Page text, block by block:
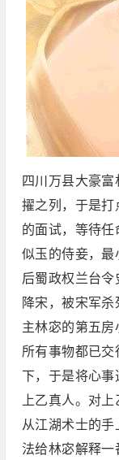
四川万县大豪
擢之列，于是打
的面试，等待
似玉的侍妾，最
后蜀政权兰台
降宋，被宋军
主林宓的第五
所有事物都已
下，于是将心事
上乙真人。对
从江湖术士的
法给林宓解释